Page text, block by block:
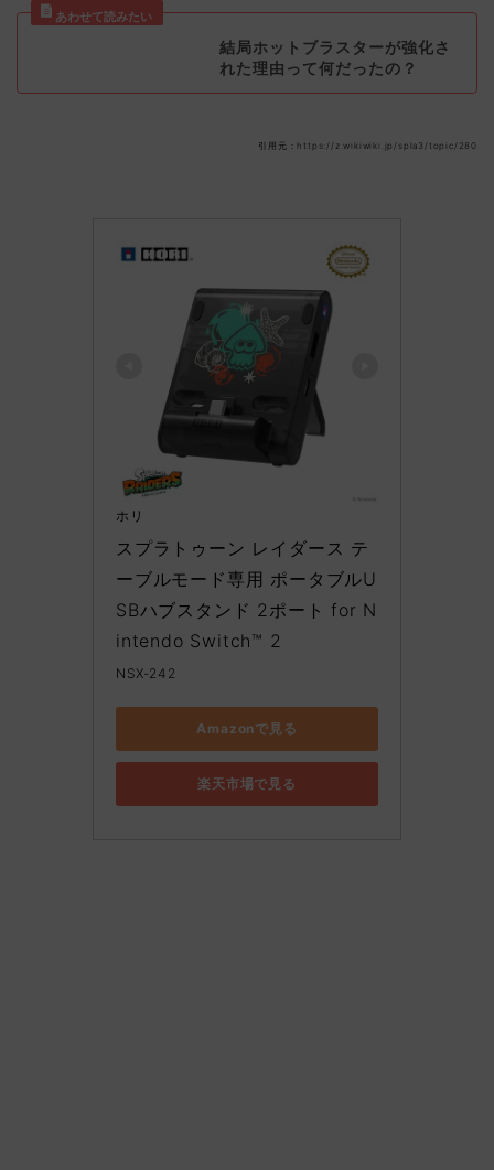
結局ホットブラスターが強化さ
れた理由って何だったの？
引用元：https://z.wikiwiki.jp/spla3/topic/280
ホリ
スプラトゥーン レイダース テ
ーブルモード専用 ポータブルU
SBハブスタンド 2ポート for N
intendo Switch™ 2
NSX-242
Amazonで見る
楽天市場で見る